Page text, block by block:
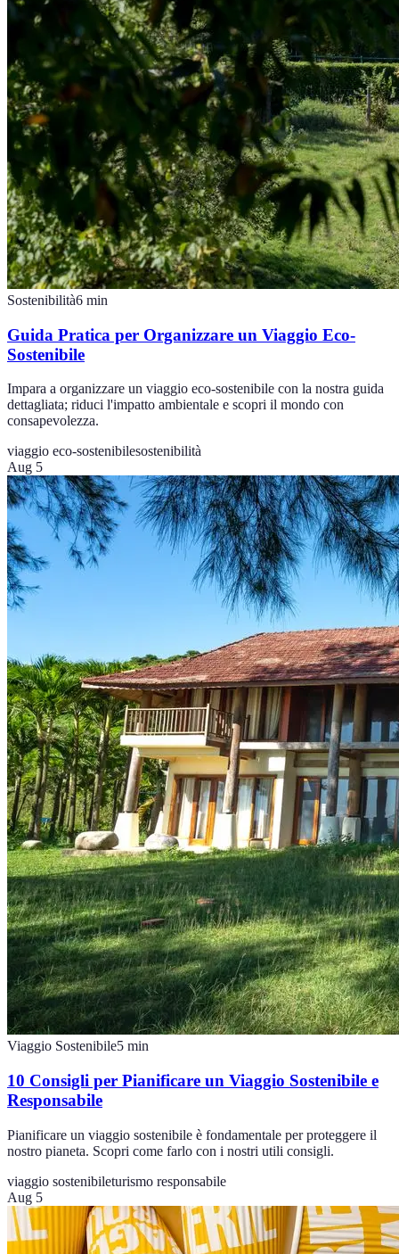
Sostenibilità6 min
Guida Pratica per Organizzare un Viaggio Eco-
Sostenibile
Impara a organizzare un viaggio eco-sostenibile con la nostra guida
dettagliata; riduci l'impatto ambientale e scopri il mondo con
consapevolezza.
viaggio eco-sostenibilesostenibilità
Aug 5
Viaggio Sostenibile5 min
10 Consigli per Pianificare un Viaggio Sostenibile e
Responsabile
Pianificare un viaggio sostenibile è fondamentale per proteggere il
nostro pianeta. Scopri come farlo con i nostri utili consigli.
viaggio sostenibileturismo responsabile
Aug 5